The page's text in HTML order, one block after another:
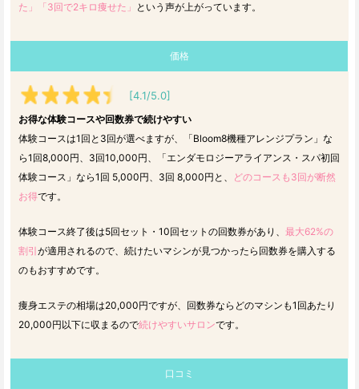
た」「3回で2キロ痩せた」 という声が上がっています。
価格
[4.1/5.0]
お得な体験コースや回数券で続けやすい
体験コースは1回と3回が選べますが、「Bloom8機種アレンジプラン」な
ら1回8,000円、3回10,000円、「エンダモロジーアライアンス・スパ初回
体験コース」なら1回 5,000円、3回 8,000円と、
どのコースも3回が断然
お得です。
体験コース終了後は5回セット・10回セットの回数券があり、 最大62%の
割引が適用されるので、続けたいマシンが見つかったら回数券を購入する
のもおすすめです。
痩身エステの相場は20,000円ですが、回数券ならどのマシンも1回あたり
20,000円以下に収まるので続けやすいサロンです。
口コミ